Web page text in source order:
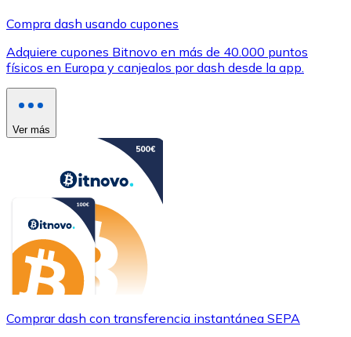
Compra dash usando cupones
Adquiere cupones Bitnovo en más de 40.000 puntos
físicos en Europa y canjealos por dash desde la app.
Ver más
Comprar dash con transferencia instantánea SEPA